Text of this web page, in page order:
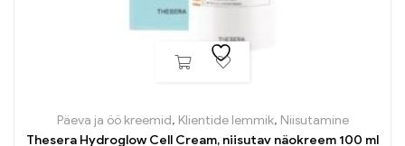
Päeva ja öö kreemid, Klientide lemmik, Niisutamine
Thesera Hydroglow Cell Cream, niisutav näokreem 100 ml